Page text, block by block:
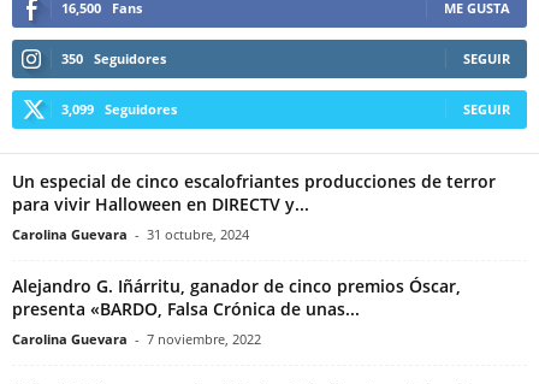
16,500 Fans ME GUSTA
350 Seguidores SEGUIR
3,099 Seguidores SEGUIR
Un especial de cinco escalofriantes producciones de terror
para vivir Halloween en DIRECTV y...
Carolina Guevara - 31 octubre, 2024
Alejandro G. Iñárritu, ganador de cinco premios Óscar,
presenta «BARDO, Falsa Crónica de unas...
Carolina Guevara - 7 noviembre, 2022